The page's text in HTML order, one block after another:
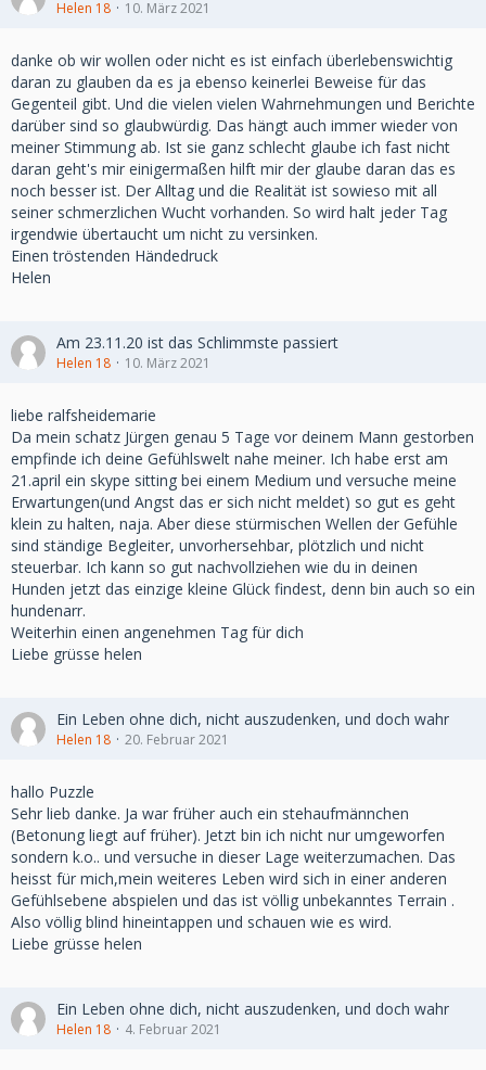
Helen 18 10. März 2021
danke ob wir wollen oder nicht es ist einfach überlebenswichtig
daran zu glauben da es ja ebenso keinerlei Beweise für das
Gegenteil gibt. Und die vielen vielen Wahrnehmungen und Berichte
darüber sind so glaubwürdig. Das hängt auch immer wieder von
meiner Stimmung ab. Ist sie ganz schlecht glaube ich fast nicht
daran geht's mir einigermaßen hilft mir der glaube daran das es
noch besser ist. Der Alltag und die Realität ist sowieso mit all
seiner schmerzlichen Wucht vorhanden. So wird halt jeder Tag
irgendwie übertaucht um nicht zu versinken.
Einen tröstenden Händedruck
Helen
Am 23.11.20 ist das Schlimmste passiert
Helen 18 10. März 2021
liebe ralfsheidemarie
Da mein schatz Jürgen genau 5 Tage vor deinem Mann gestorben
empfinde ich deine Gefühlswelt nahe meiner. Ich habe erst am
21.april ein skype sitting bei einem Medium und versuche meine
Erwartungen(und Angst das er sich nicht meldet) so gut es geht
klein zu halten, naja. Aber diese stürmischen Wellen der Gefühle
sind ständige Begleiter, unvorhersehbar, plötzlich und nicht
steuerbar. Ich kann so gut nachvollziehen wie du in deinen
Hunden jetzt das einzige kleine Glück findest, denn bin auch so ein
hundenarr.
Weiterhin einen angenehmen Tag für dich
Liebe grüsse helen
Ein Leben ohne dich, nicht auszudenken, und doch wahr
Helen 18 20. Februar 2021
hallo Puzzle
Sehr lieb danke. Ja war früher auch ein stehaufmännchen
(Betonung liegt auf früher). Jetzt bin ich nicht nur umgeworfen
sondern k.o.. und versuche in dieser Lage weiterzumachen. Das
heisst für mich,mein weiteres Leben wird sich in einer anderen
Gefühlsebene abspielen und das ist völlig unbekanntes Terrain .
Also völlig blind hineintappen und schauen wie es wird.
Liebe grüsse helen
Ein Leben ohne dich, nicht auszudenken, und doch wahr
Helen 18 4. Februar 2021